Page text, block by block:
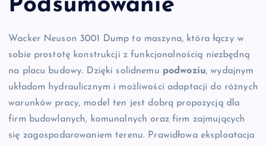
Podsumowanie
Wacker Neuson 3001 Dump to maszyna, która łączy w
sobie prostotę konstrukcji z funkcjonalnością niezbędną
na placu budowy. Dzięki solidnemu podwoziu, wydajnym
układom hydraulicznym i możliwości adaptacji do różnych
warunków pracy, model ten jest dobrą propozycją dla
firm budowlanych, komunalnych oraz firm zajmujących
się zagospodarowaniem terenu. Prawidłowa eksploatacja